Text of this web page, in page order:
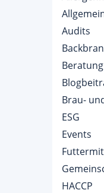
Audits
Beratung
Brau-
ESG
Events
HACCP